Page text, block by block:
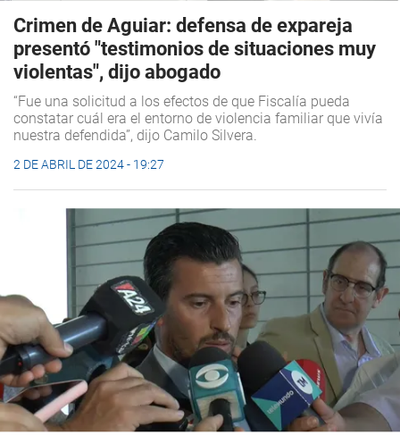
Crimen de Aguiar: defensa de expareja
presentó "testimonios de situaciones muy
violentas", dijo abogado
“Fue una solicitud a los efectos de que Fiscalía pueda
constatar cuál era el entorno de violencia familiar que vivía
nuestra defendida”, dijo Camilo Silvera.
2 DE ABRIL DE 2024 - 19:27